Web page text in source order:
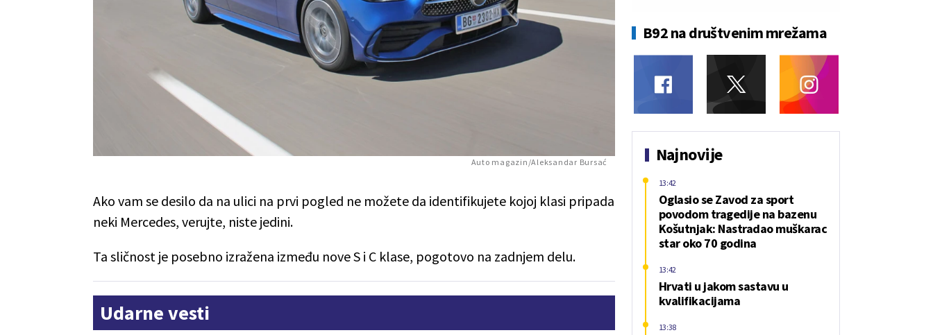
Auto magazin/Aleksandar Bursać
Ako vam se desilo da na ulici na prvi pogled ne možete da identifikujete kojoj klasi pripada
neki Mercedes, verujte, niste jedini.
Ta sličnost je posebno izražena između nove S i C klase, pogotovo na zadnjem delu.
Udarne vesti
B92 na društvenim mrežama
Najnovije
Oglasio se Zavod za sport
povodom tragedije na bazenu
Košutnjak: Nastradao muškarac
star oko 70 godina
13:42
Hrvati u jakom sastavu u
kvalifikacijama
13:42
13:38